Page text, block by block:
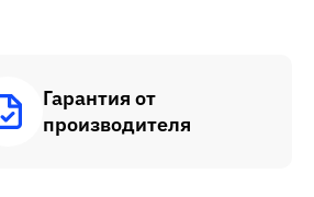
Гарантия от
производителя